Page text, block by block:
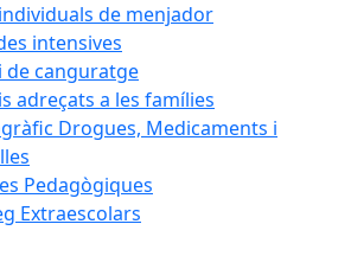
de menjador
intensives
de canguratge
adreçats a les famílies
Drogues, Medicaments i
Pedagògiques
Extraescolars